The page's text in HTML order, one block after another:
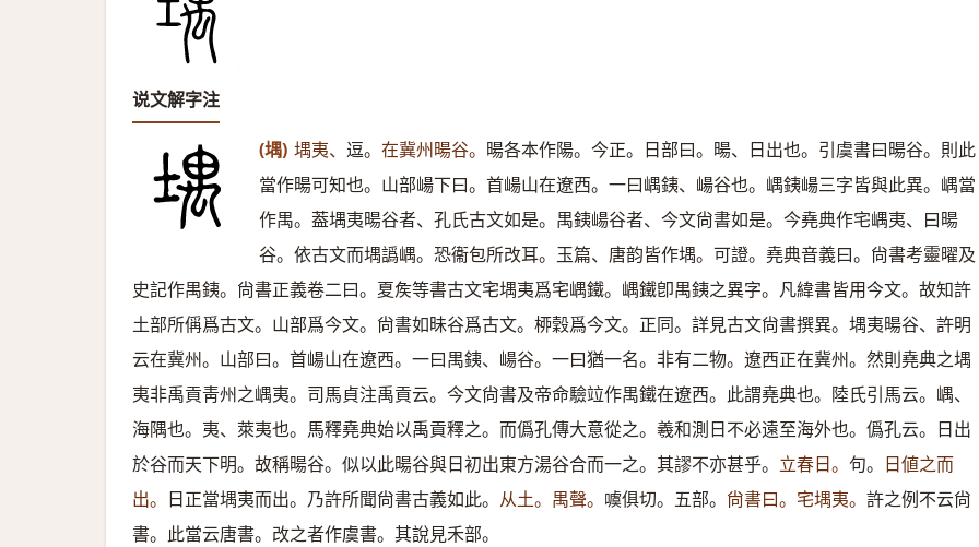
说文解字注
(堣) 堣夷、 逗。 在冀州暘谷。 暘各本作陽。今正。日部曰。暘、日出也。引虞書曰暘谷。則此
當作暘可知也。山部崵下曰。首崵山在遼西。一曰嵎銕、崵谷也。嵎銕崵三字皆與此異。嵎當
作禺。葢堣夷暘谷者、孔氏古文如是。禺銕崵谷者、今文尙書如是。今堯典作宅嵎夷、曰暘
谷。依古文而堣譌嵎。恐衞包所改耳。玉篇、唐韵皆作堣。可證。堯典音義曰。尙書考靈曜及
史記作禺銕。尙書正義卷二曰。夏矦等書古文宅堣夷爲宅嵎鐵。嵎鐵卽禺銕之異字。凡緯書皆用今文。故知許
土部所偁爲古文。山部爲今文。尙書如昧谷爲古文。桺穀爲今文。正同。詳見古文尙書撰異。堣夷暘谷、許明
云在冀州。山部曰。首崵山在遼西。一曰禺銕、崵谷。一曰猶一名。非有二物。遼西正在冀州。然則堯典之堣
夷非禹貢靑州之嵎夷。司馬貞注禹貢云。今文尙書及帝命驗竝作禺鐵在遼西。此謂堯典也。陸氏引馬云。嵎、
海隅也。夷、萊夷也。馬釋堯典始以禹貢釋之。而僞孔傳大意從之。羲和測日不必遠至海外也。僞孔云。日出
於谷而天下明。故稱暘谷。似以此暘谷與日初出東方湯谷合而一之。其謬不亦甚乎。 立春日。 句。 日値之而
出。 日正當堣夷而出。乃許所聞尙書古義如此。 从土。禺聲。 噳俱切。五部。 尙書曰。宅堣夷。 許之例不云尙
書。此當云唐書。改之者作虞書。其說見禾部。